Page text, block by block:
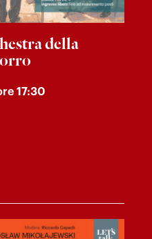
della
17:30